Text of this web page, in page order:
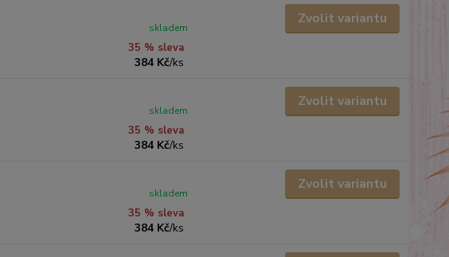
35 % sleva
384 Kč/ks
skladem
Zvolit variantu
35 % sleva
384 Kč/ks
skladem
Zvolit variantu
35 % sleva
384 Kč/ks
skladem
Zvolit variantu